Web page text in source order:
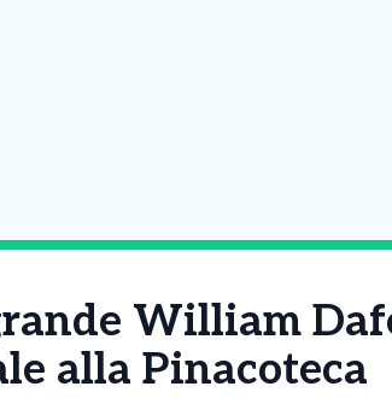
William
alla Pinacoteca